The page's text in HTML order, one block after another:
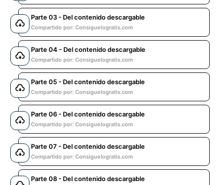
Parte 03 - Del contenido descargable
Compartido por: Consiguelogratis.com
Parte 04 - Del contenido descargable
Compartido por: Consiguelogratis.com
Parte 05 - Del contenido descargable
Compartido por: Consiguelogratis.com
Parte 06 - Del contenido descargable
Compartido por: Consiguelogratis.com
Parte 07 - Del contenido descargable
Compartido por: Consiguelogratis.com
Parte 08 - Del contenido descargable